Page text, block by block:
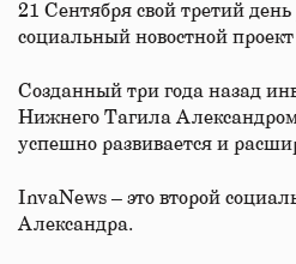
21 Сентября свой третий
социальный новостной
Созданный три года назад
Нижнего Тагила
успешно развивается и
InvaNews – это второй
Александра.